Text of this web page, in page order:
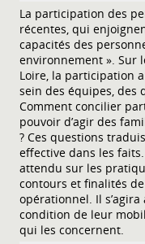
La participation des
récentes, qui
capacités des
environnement ». Sur
Loire, la participation
sein des équipes, des
Comment concilier
pouvoir d’agir des
? Ces questions
effective dans les
attendu sur les
contours et finalités
opérationnel. Il s’agira
condition de leur
qui les concernent.